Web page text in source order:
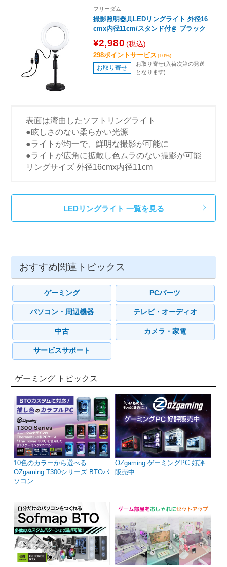
フリーダム
撮影照明器具LEDリングライト 外径16
cmx内径11cm/スタンド付き ブラック
¥2,980 (税込)
298ポイントサービス (10%)
お取り寄せ
お取り寄せ(入荷次第の発送
となります)
表面は湾曲したソフトリングライト
●眩しさのない柔らかい光源
●ライトが均一で、鮮明な撮影が可能に
●ライトが広角に拡散し色ムラのない撮影が可能
リングサイズ 外径16cmx内径11cm
LEDリングライト 一覧を見る
おすすめ関連トピックス
ゲーミング PCパーツ
パソコン・周辺機器 テレビ・オーディオ
中古 カメラ・家電
サービスサポート
ゲーミング トピックス
10色のカラーから選べる
OZgaming T300シリーズ BTOパ
ソコン
OZgaming ゲーミングPC 好評
販売中